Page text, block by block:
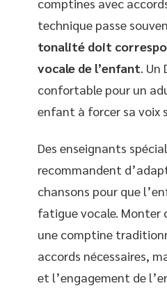
technique passe
tonalité doit
vocale de l’enfant. Un
confortable pour un
enfant à forcer sa voix
Des enseignants
recommandent
chansons pour que
fatigue vocale. Monter
une comptine
accords nécessaires,
et l’engagement de